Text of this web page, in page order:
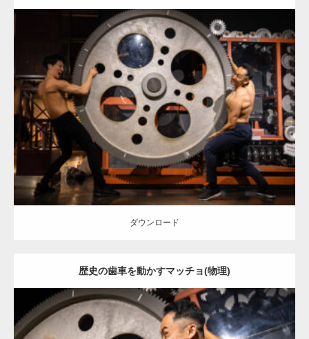
Update: 2025.10.30
Category:科学技術館のマッチョ オレンジの人
外資系筋肉
AKIHITO(細マッチョ) 背中 千代田区（東京）
ダウンロード
ダウンロード
歴史の歯車を動かすマッチョ(物理)